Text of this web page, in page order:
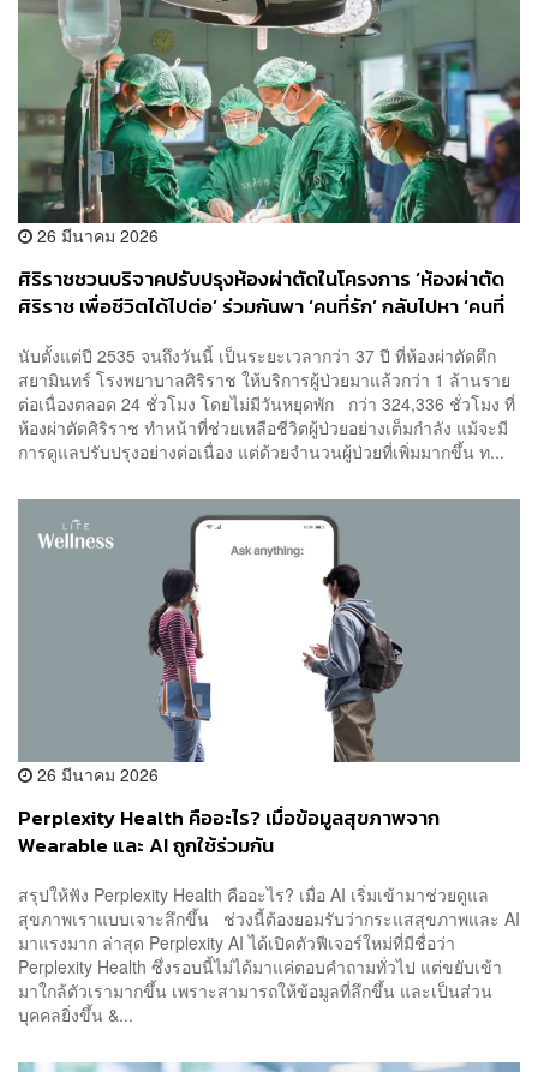
26 มีนาคม 2026
ศิริราชชวนบริจาคปรับปรุงห้องผ่าตัดในโครงการ ‘ห้องผ่าตัด
ศิริราช เพื่อชีวิตได้ไปต่อ’ ร่วมกันพา ‘คนที่รัก’ กลับไปหา ‘คนที่
นับตั้งแต่ปี 2535 จนถึงวันนี้ เป็นระยะเวลากว่า 37 ปี ที่ห้องผ่าตัดตึก
สยามินทร์ โรงพยาบาลศิริราช ให้บริการผู้ป่วยมาแล้วกว่า 1 ล้านราย
ต่อเนื่องตลอด 24 ชั่วโมง โดยไม่มีวันหยุดพัก กว่า 324,336 ชั่วโมง ที่
ห้องผ่าตัดศิริราช ทำหน้าที่ช่วยเหลือชีวิตผู้ป่วยอย่างเต็มกำลัง แม้จะมี
การดูแลปรับปรุงอย่างต่อเนื่อง แต่ด้วยจำนวนผู้ป่วยที่เพิ่มมากขึ้น ท...
26 มีนาคม 2026
Perplexity Health คืออะไร? เมื่อข้อมูลสุขภาพจาก
Wearable และ AI ถูกใช้ร่วมกัน
สรุปให้ฟัง Perplexity Health คืออะไร? เมื่อ AI เริ่มเข้ามาช่วยดูแล
สุขภาพเราแบบเจาะลึกขึ้น ช่วงนี้ต้องยอมรับว่ากระแสสุขภาพและ AI
มาแรงมาก ล่าสุด Perplexity AI ได้เปิดตัวฟีเจอร์ใหม่ที่มีชื่อว่า
Perplexity Health ซึ่งรอบนี้ไม่ได้มาแค่ตอบคำถามทั่วไป แต่ขยับเข้า
มาใกล้ตัวเรามากขึ้น เพราะสามารถให้ข้อมูลที่ลึกขึ้น และเป็นส่วน
บุคคลยิ่งขึ้น &...